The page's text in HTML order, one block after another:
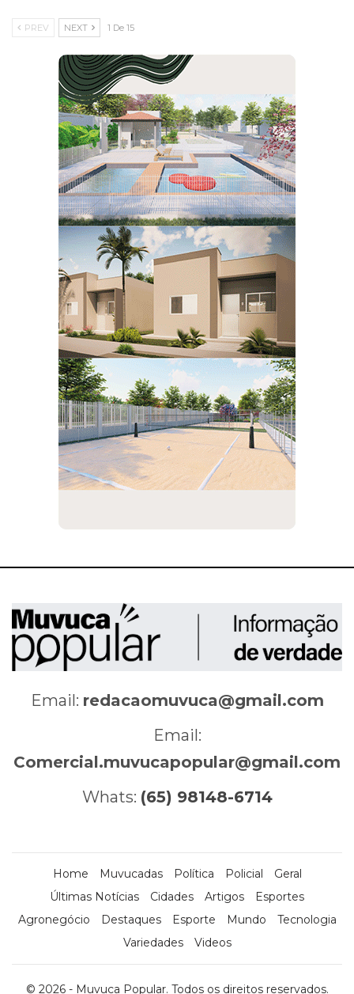
PREV NEXT 1 De 15
Email: redacaomuvuca@gmail.com
Email:
Comercial.muvucapopular@gmail.com
Whats: (65) 98148-6714
Home Muvucadas Política Policial
Geral
Últimas Notícias
Cidades Artigos
Esportes
Agronegócio
Destaques Esporte Mundo
Tecnologia
Variedades
Videos
© 2026 - Muvuca Popular. Todos os direitos reservados.